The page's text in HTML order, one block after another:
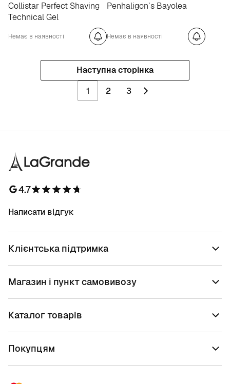
Collistar Perfect Shaving
Technical Gel
Немає в наявності
Penhaligon`s Bayolea
Немає в наявності
Наступна сторінка
1
2 3
4.7
Написати відгук
Клієнтська підтримка
Магазин і пункт самовивозу
Каталог товарів
Покупцям